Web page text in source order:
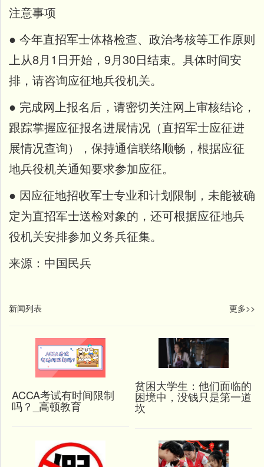
注意事项
● 今年直招军士体格检查、政治考核等工作原则
上从8月1日开始，9月30日结束。具体时间安
排，请咨询应征地兵役机关。
● 完成网上报名后，请密切关注网上审核结论，
跟踪掌握应征报名进展情况（直招军士应征进
展情况查询），保持通信联络顺畅，根据应征
地兵役机关通知要求参加应征。
● 因应征地招收军士专业和计划限制，未能被确
定为直招军士送检对象的，还可根据应征地兵
役机关安排参加义务兵征集。
来源：中国民兵
更多>>
新闻列表
ACCA考试有时间限制
吗？_高顿教育
贫困大学生：他们面临的
困境中，没钱只是第一道
坎